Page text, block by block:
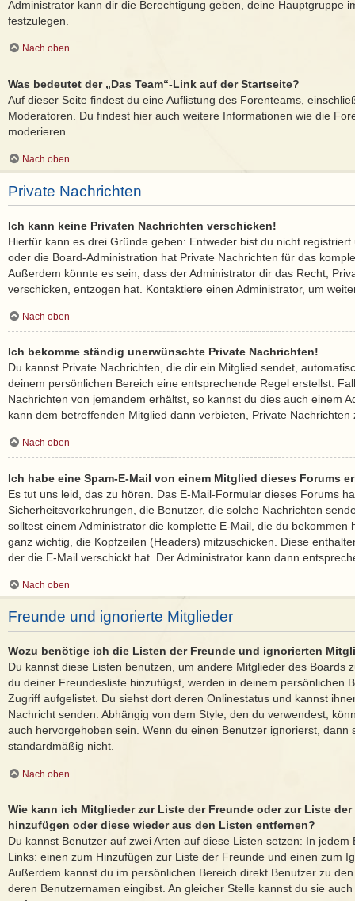
Administrator kann dir die Berechtigung geben, deine Hauptgruppe
festzulegen.
Nach oben
Was bedeutet der „Das Team“-Link auf der Startseite?
Auf dieser Seite findest du eine Auflistung des Forenteams,
Moderatoren. Du findest hier auch weitere Informationen wie die
moderieren.
Nach oben
Private Nachrichten
Ich kann keine Privaten Nachrichten verschicken!
Hierfür kann es drei Gründe geben: Entweder bist du nicht
oder die Board-Administration hat Private Nachrichten für das
Außerdem könnte es sein, dass der Administrator dir das Recht,
verschicken, entzogen hat. Kontaktiere einen Administrator, um
Nach oben
Ich bekomme ständig unerwünschte Private Nachrichten!
Du kannst Private Nachrichten, die dir ein Mitglied sendet,
deinem persönlichen Bereich eine entsprechende Regel erstellst.
Nachrichten von jemandem erhältst, so kannst du dies auch einem
kann dem betreffenden Mitglied dann verbieten, Private Nachrichten
Nach oben
Ich habe eine Spam-E-Mail von einem Mitglied dieses Forums
Es tut uns leid, das zu hören. Das E-Mail-Formular dieses Forums
Sicherheitsvorkehrungen, die Benutzer, die solche Nachrichten
solltest einem Administrator die komplette E-Mail, die du bekommen
ganz wichtig, die Kopfzeilen (Headers) mitzuschicken. Diese
der die E-Mail verschickt hat. Der Administrator kann dann
Nach oben
Freunde und ignorierte Mitglieder
Wozu benötige ich die Listen der Freunde und ignorierten
Du kannst diese Listen benutzen, um andere Mitglieder des Boards
du deiner Freundesliste hinzufügst, werden in deinem persönlichen
Zugriff aufgelistet. Du siehst dort deren Onlinestatus und kannst
Nachricht senden. Abhängig von dem Style, den du verwendest,
auch hervorgehoben sein. Wenn du einen Benutzer ignorierst, dann
standardmäßig nicht.
Nach oben
Wie kann ich Mitglieder zur Liste der Freunde oder zur Liste
hinzufügen oder diese wieder aus den Listen entfernen?
Du kannst Benutzer auf zwei Arten auf diese Listen setzen: In
Links: einen zum Hinzufügen zur Liste der Freunde und einen zum
Außerdem kannst du im persönlichen Bereich direkt Benutzer zu
deren Benutzernamen eingibst. An gleicher Stelle kannst du sie